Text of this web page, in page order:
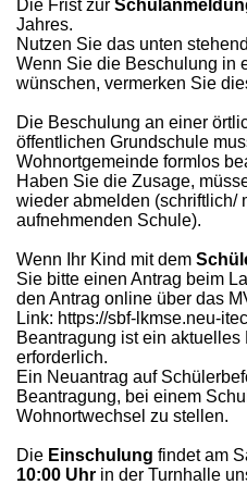
Die Frist zur
Jahres.
Nutzen Sie das unten
Wenn Sie die Beschulung in
wünschen, vermerken Sie
Die Beschulung an einer
öffentlichen Grundschule
Wohnortgemeinde formlos
Haben Sie die Zusage,
wieder abmelden (schriftlich/
aufnehmenden Schule).
Wenn Ihr Kind mit dem
Sie bitte einen Antrag beim
den Antrag online über das
Link: https://sbf-lkmse.neu-
Beantragung ist ein
erforderlich.
Ein Neuantrag auf
Beantragung, bei einem
Wohnortwechsel zu stellen.
Die Einschulung findet am
10:00 Uhr in der Turnhalle